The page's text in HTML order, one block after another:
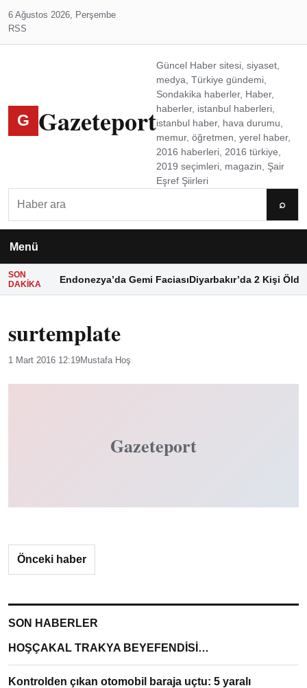
6 Ağustos 2026, Perşembe
RSS
G Gazeteport
Güncel Haber sitesi, siyaset,
medya, Türkiye gündemi,
Sondakika haberler, Haber,
haberler, istanbul haberleri,
istanbul haber, hava durumu,
memur, öğretmen, yerel haber,
2016 haberleri, 2016 türkiye,
2019 seçimleri, magazin, Şair
Eşref Şiirleri
⌕
Menü
SON
DAKIKA
Endonezya’da Gemi FaciasıDiyarbakır’da 2 Kişi Öldü
surtemplate
1 Mart 2016 12:19Mustafa Hoş
Gazeteport
Önceki haber
SON HABERLER
HOŞÇAKAL TRAKYA BEYEFENDİSİ…
Kontrolden çıkan otomobil baraja uçtu: 5 yaralı